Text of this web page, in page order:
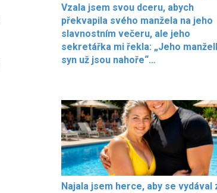
Vzala jsem svou dceru, abych
překvapila svého manžela na jeho
slavnostním večeru, ale jeho
sekretářka mi řekla: „Jeho
syn už jsou nahoře“…
Najala jsem herce, aby se vydával